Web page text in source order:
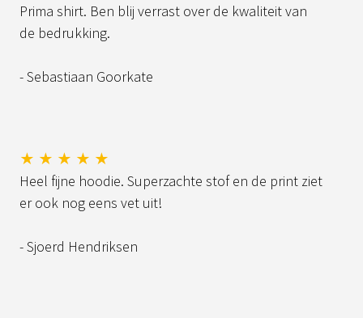
Prima shirt. Ben blij verrast over de kwaliteit van
de bedrukking.
- Sebastiaan Goorkate
★ ★ ★ ★ ★
Heel fijne hoodie. Superzachte stof en de print ziet
er ook nog eens vet uit!
- Sjoerd Hendriksen